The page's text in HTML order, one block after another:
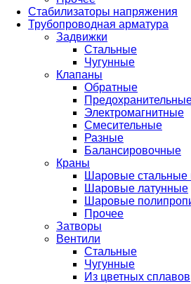
Стабилизаторы напряжения
Трубопроводная арматура
Задвижки
Стальные
Чугунные
Клапаны
Обратные
Электромагнитные
Смесительные
Разные
Балансировочные
Краны
Шаровые
Шаровые латунные
Шаровые
Прочее
Затворы
Вентили
Стальные
Чугунные
Из цветных сплавов